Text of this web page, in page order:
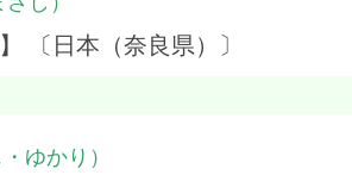
〔日本（奈良県）〕
ゆかり）